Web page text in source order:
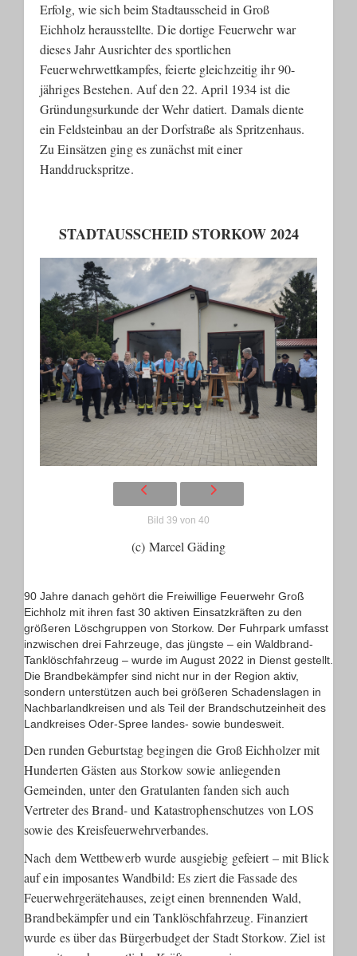
Erfolg, wie sich beim Stadtausscheid in Groß
Eichholz herausstellte. Die dortige Feuerwehr war
dieses Jahr Ausrichter des sportlichen
Feuerwehrwettkampfes, feierte gleichzeitig ihr 90-
jähriges Bestehen. Auf den 22. April 1934 ist die
Gründungsurkunde der Wehr datiert. Damals diente
ein Feldsteinbau an der Dorfstraße als Spritzenhaus.
Zu Einsätzen ging es zunächst mit einer
Handdruckspritze.
STADTAUSSCHEID STORKOW 2024
Bild 39 von 40
(c) Marcel Gäding
90 Jahre danach gehört die Freiwillige Feuerwehr Groß
Eichholz mit ihren fast 30 aktiven Einsatzkräften zu den
größeren Löschgruppen von Storkow. Der Fuhrpark umfasst
inzwischen drei Fahrzeuge, das jüngste – ein Waldbrand-
Tanklöschfahrzeug – wurde im August 2022 in Dienst gestellt.
Die Brandbekämpfer sind nicht nur in der Region aktiv,
sondern unterstützen auch bei größeren Schadenslagen in
Nachbarlandkreisen und als Teil der Brandschutzeinheit des
Landkreises Oder-Spree landes- sowie bundesweit.
Den runden Geburtstag begingen die Groß Eichholzer mit
Hunderten Gästen aus Storkow sowie anliegenden
Gemeinden, unter den Gratulanten fanden sich auch
Vertreter des Brand- und Katastrophenschutzes von LOS
sowie des Kreisfeuerwehrverbandes.
Nach dem Wettbewerb wurde ausgiebig gefeiert – mit Blick
auf ein imposantes Wandbild: Es ziert die Fassade des
Feuerwehrgerätehauses, zeigt einen brennenden Wald,
Brandbekämpfer und ein Tanklöschfahrzeug. Finanziert
wurde es über das Bürgerbudget der Stadt Storkow. Ziel ist